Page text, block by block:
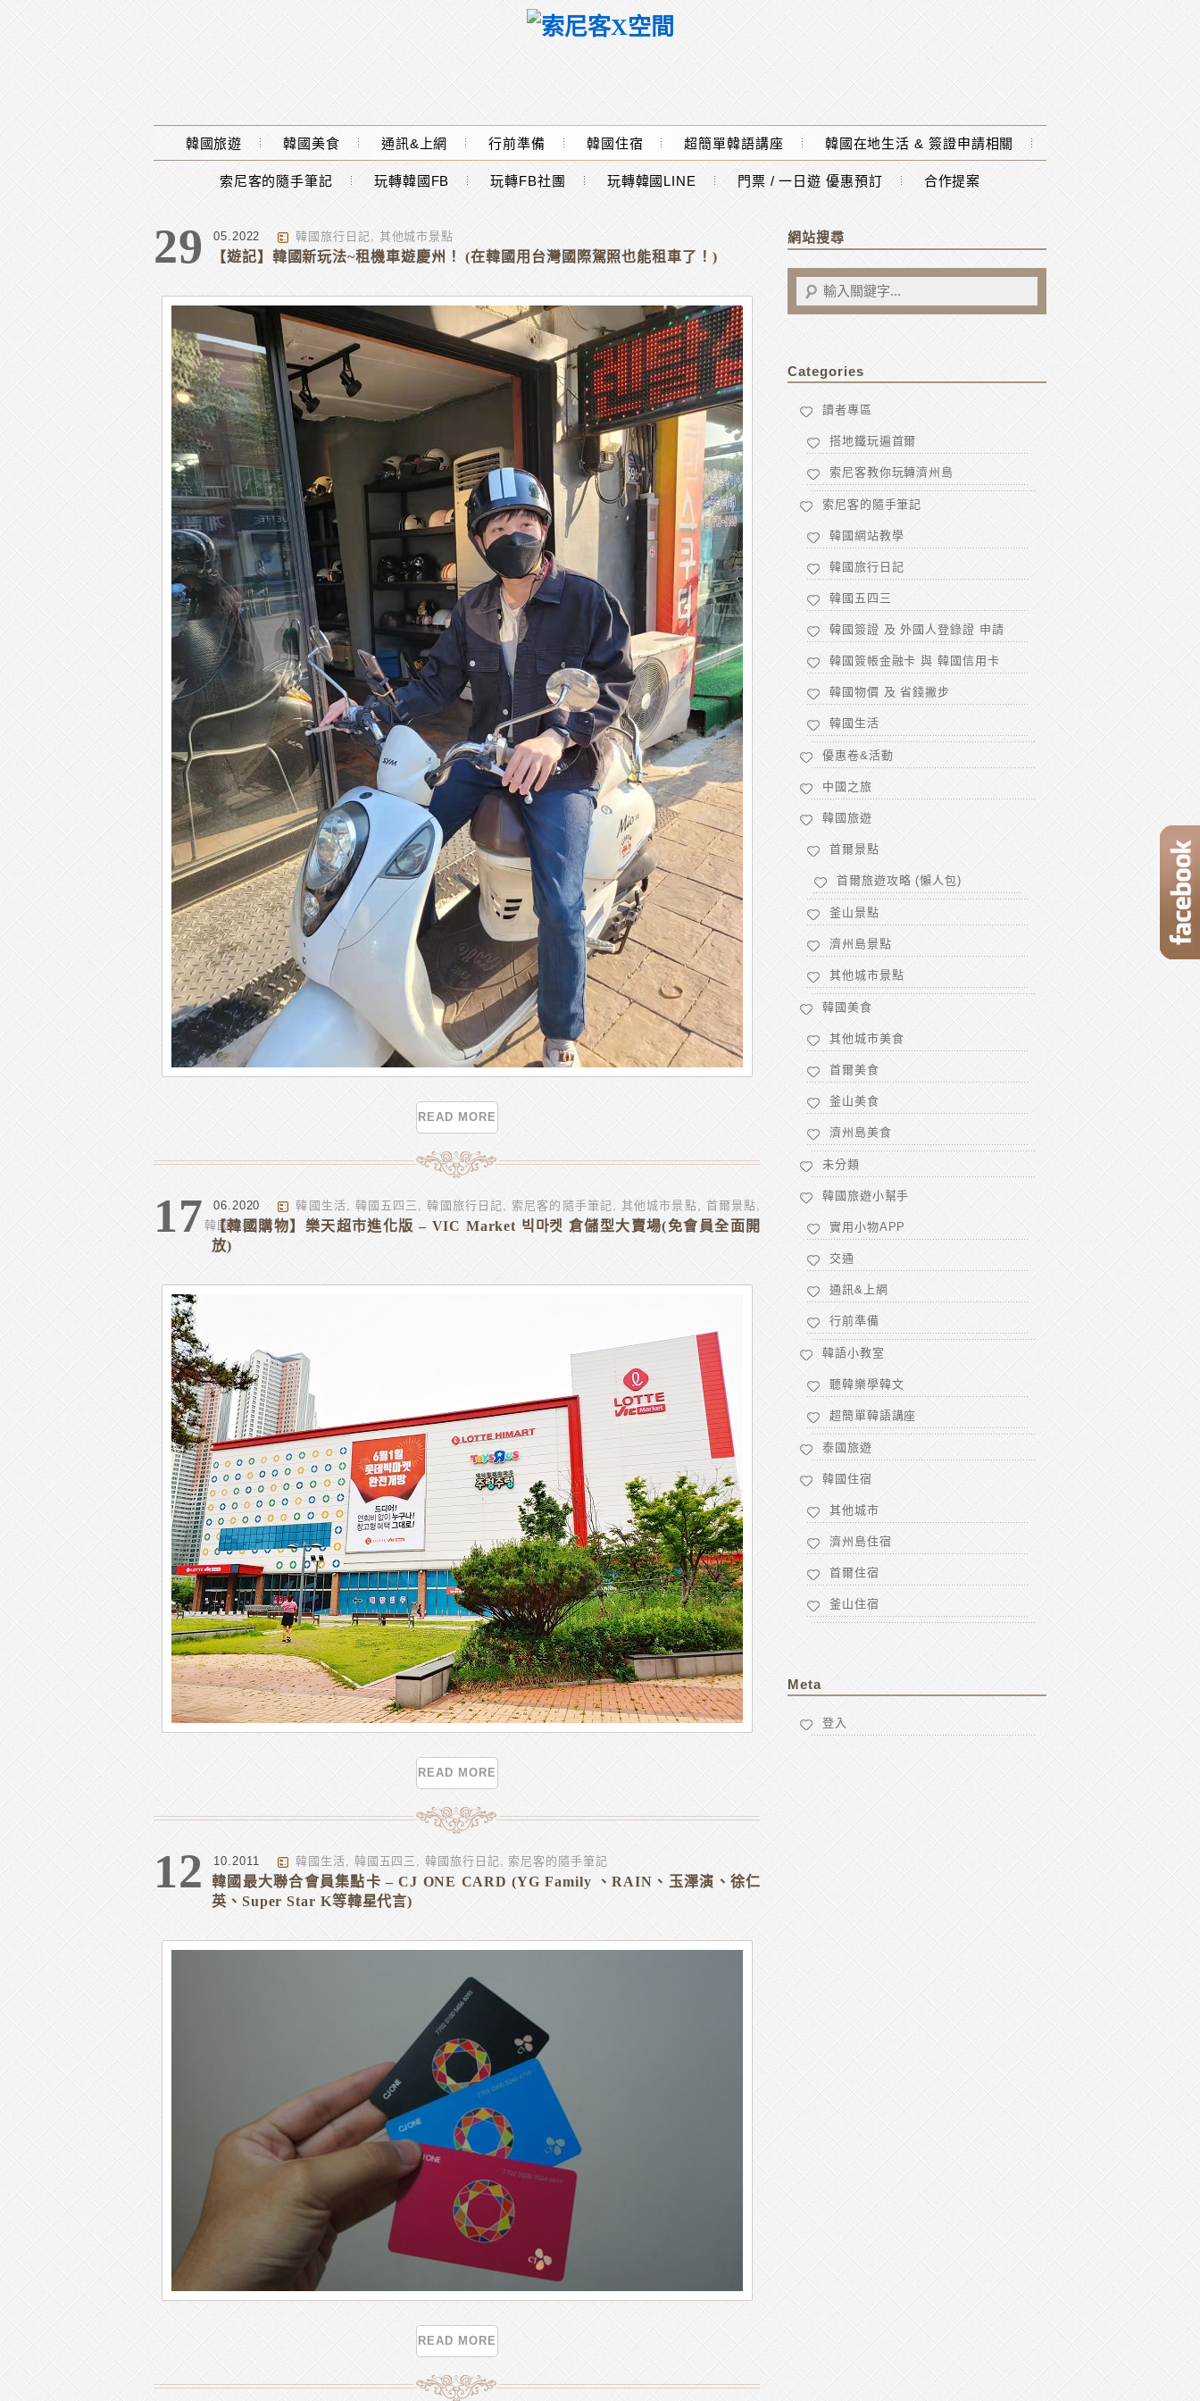
Main Menu
韓國旅遊 韓國美食 通訊&上網 行前準備 韓國住宿 超簡單韓語講座 韓國在地生活 & 簽證申請相關
索尼客的隨手筆記 玩轉韓國FB 玩轉FB社團 玩轉韓國LINE 門票 / 一日遊 優惠預訂 合作提案
29 05.2022 韓國旅行日記, 其他城市景點
【遊記】韓國新玩法~租機車遊慶州！ (在韓國用台灣國際駕照也能租車了！)
READ MORE
17 06.2020 韓國生活, 韓國五四三 ,韓國旅行日記, 索尼客的隨手筆記, 其他城市景點, 首爾景點,
韓國旅遊
【韓國購物】樂天超市進化版 – VIC Market 빅마켓 倉儲型大賣場(免會員全面開
放)
READ MORE
12 10.2011 韓國生活, 韓國五四三 ,韓國旅行日記, 索尼客的隨手筆記
韓國最大聯合會員集點卡 – CJ ONE CARD (YG Family 、RAIN、玉澤演、徐仁
英、Super Star K等韓星代言)
READ MORE
網站搜尋
Categories
讀者專區
搭地鐵玩遍首爾
索尼客教你玩轉濟州島
索尼客的隨手筆記
韓國網站教學
韓國旅行日記
韓國五四三
韓國簽證 及 外國人登錄證 申請
韓國簽帳金融卡 與 韓國信用卡
韓國物價 及 省錢撇步
韓國生活
優惠卷&活動
中國之旅
韓國旅遊
首爾景點
首爾旅遊攻略 (懶人包)
釜山景點
濟州島景點
其他城市景點
韓國美食
其他城市美食
首爾美食
釜山美食
濟州島美食
未分類
韓國旅遊小幫手
實用小物APP
交通
通訊&上網
行前準備
韓語小教室
聽韓樂學韓文
超簡單韓語講座
泰國旅遊
韓國住宿
其他城市
濟州島住宿
首爾住宿
釜山住宿
Meta
登入